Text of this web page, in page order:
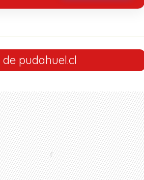
de pudahuel.cl